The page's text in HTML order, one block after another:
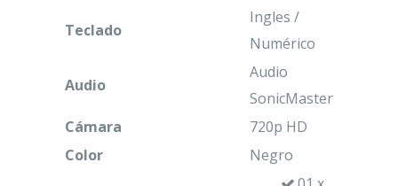
Teclado
Ingles /
Numérico
Audio
Audio
SonicMaster
Cámara
720p HD
Color
Negro